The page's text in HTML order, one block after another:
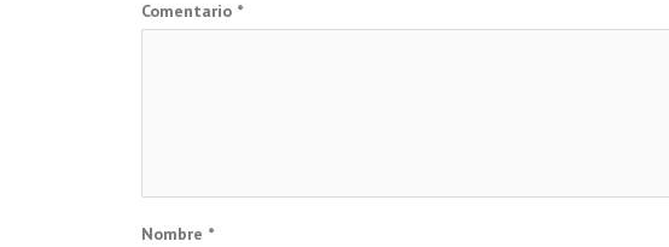
Comentario *
Nombre *